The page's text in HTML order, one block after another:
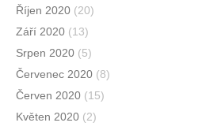
Říjen 2020 (20)
Září 2020 (13)
Srpen 2020 (5)
Červenec 2020 (8)
Červen 2020 (15)
Květen 2020 (2)